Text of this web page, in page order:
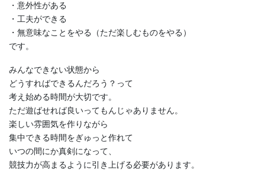
・意外性がある
・工夫ができる
・無意味なことをやる（ただ楽しむものをやる）
です。
みんなできない状態から
どうすればできるんだろう？って
考え始める時間が大切です。
ただ遊ばせれば良いってもんじゃありません。
楽しい雰囲気を作りながら
集中できる時間をぎゅっと作れて
いつの間にか真剣になって、
競技力が高まるように引き上げる必要があります。